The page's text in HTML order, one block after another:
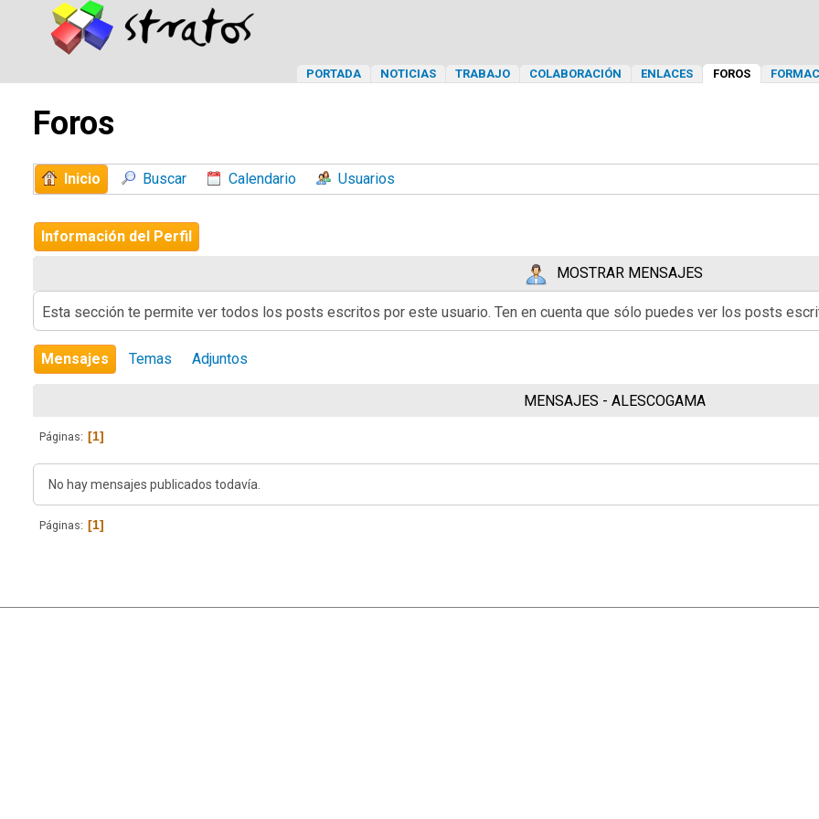
PORTADA NOTICIAS TRABAJO COLABORACIÓN ENLACES FOROS
Foros
Inicio Buscar Calendario Usuarios
Información del Perfil
MOSTRAR MENSAJES
Esta sección te permite ver todos los posts escritos por este usuario. Ten en cuenta que sólo puedes ver los posts
Mensajes Temas Adjuntos
MENSAJES - ALESCOGAMA
Páginas 1
No hay mensajes publicados todavía.
Páginas 1